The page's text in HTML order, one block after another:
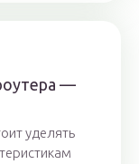
—
уделять